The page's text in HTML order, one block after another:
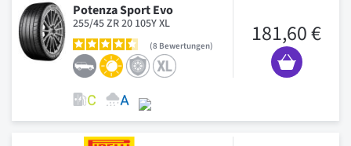
Potenza Sport Evo
255/45 ZR 20 105Y XL
8 Bewertungen 181,60 €